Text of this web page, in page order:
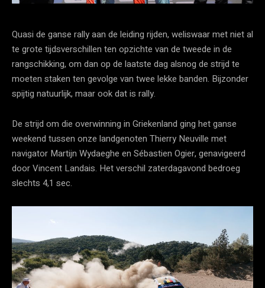
Quasi de ganse rally aan de leiding rijden, weliswaar met niet al
te grote tijdsverschillen ten opzichte van de tweede in de
rangschikking, om dan op de laatste dag alsnog de strijd te
moeten staken ten gevolge van twee lekke banden. Bijzonder
spijtig natuurlijk, maar ook dat is rally.
De strijd om die overwinning in Griekenland ging het ganse
weekend tussen onze landgenoten Thierry Neuville met
navigator Martijn Wydaeghe en Sébastien Ogier, genavigeerd
door Vincent Landais. Het verschil zaterdagavond bedroeg
slechts 4,1 sec.